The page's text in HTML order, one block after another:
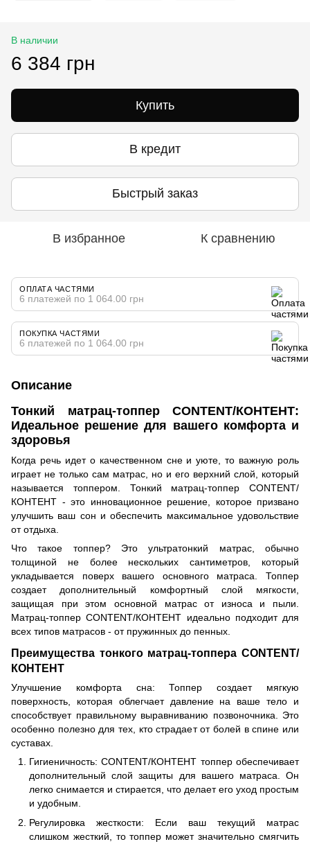
В наличии
6 384 грн
Купить
В кредит
Быстрый заказ
В избранное К сравнению
ОПЛАТА ЧАСТЯМИ
6 платежей по 1 064.00 грн
ПОКУПКА ЧАСТЯМИ
6 платежей по 1 064.00 грн
Описание
Тонкий матрац-топпер CONTENT/КОНТЕНТ:
Идеальное решение для вашего комфорта и
здоровья
Когда речь идет о качественном сне и уюте, то важную роль
играет не только сам матрас, но и его верхний слой, который
называется топпером. Тонкий матрац-топпер CONTENT/
КОНТЕНТ - это инновационное решение, которое призвано
улучшить ваш сон и обеспечить максимальное удовольствие
от отдыха.
Что такое топпер? Это ультратонкий матрас, обычно
толщиной не более нескольких сантиметров, который
укладывается поверх вашего основного матраса. Топпер
создает дополнительный комфортный слой мягкости,
защищая при этом основной матрас от износа и пыли.
Матрац-топпер CONTENT/КОНТЕНТ идеально подходит для
всех типов матрасов - от пружинных до пенных.
Преимущества тонкого матрац-топпера CONTENT/
КОНТЕНТ
Улучшение комфорта сна: Топпер создает мягкую
поверхность, которая облегчает давление на ваше тело и
способствует правильному выравниванию позвоночника. Это
особенно полезно для тех, кто страдает от болей в спине или
суставах.
Гигиеничность: CONTENT/КОНТЕНТ топпер обеспечивает
дополнительный слой защиты для вашего матраса. Он
легко снимается и стирается, что делает его уход простым
и удобным.
Регулировка жесткости: Если ваш текущий матрас
слишком жесткий, то топпер может значительно смягчить